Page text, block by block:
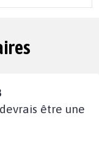
être une